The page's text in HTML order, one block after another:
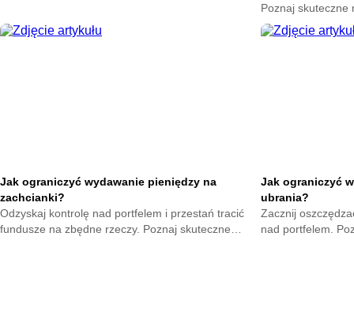
przycisku kup teraz.
Poznaj skuteczne
nagłych
oszczędności już
Jak ograniczyć wydawanie pieniędzy na
zachcianki?
Odzyskaj kontrolę nad portfelem i przestań tracić
fundusze na zbędne rzeczy. Poznaj skuteczne
Jak ograniczyć
ubrania?
Zacznij
nad portfelem.